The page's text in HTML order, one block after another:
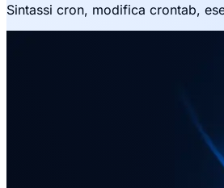
Sintassi cron, modifica crontab,